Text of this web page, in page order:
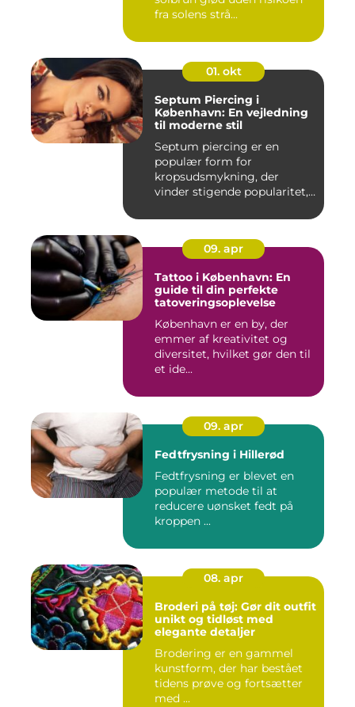
fra solens strå...
01. okt
Septum Piercing i
København: En vejledning
til moderne stil
Septum piercing er en
populær form for
kropsudsmykning, der
vinder stigende popularitet,
09. apr
Tattoo i København: En
guide til din perfekte
tatoveringsoplevelse
København er en by, der
emmer af kreativitet og
diversitet, hvilket gør den til
et ide...
09. apr
Fedtfrysning i Hillerød
Fedtfrysning er blevet en
populær metode til at
reducere uønsket fedt på
kroppen ...
08. apr
Broderi på tøj: Gør dit outfit
unikt og tidløst med
elegante detaljer
Brodering er en gammel
kunstform, der har bestået
tidens prøve og fortsætter
med ...